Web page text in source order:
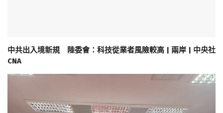
中共出入境新規 陸委會：科技從業者風險較高 | 兩岸 | 中央社
CNA